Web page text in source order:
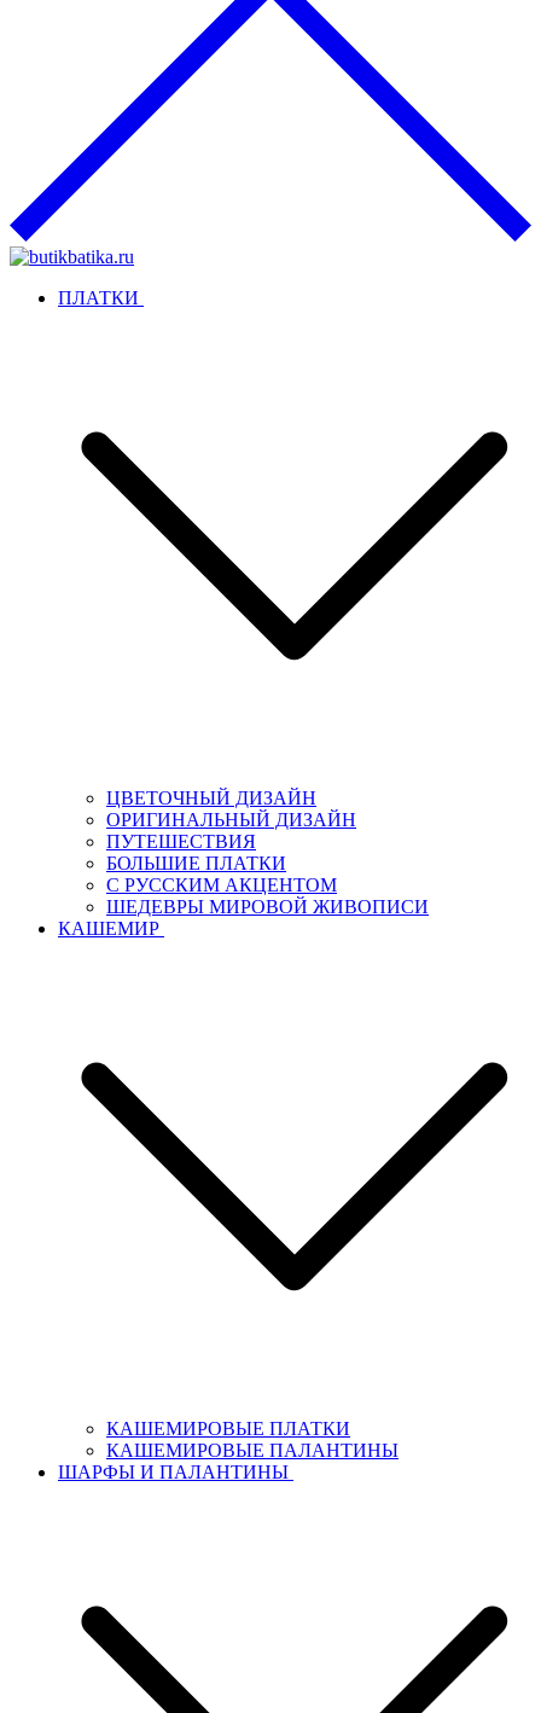
ПЛАТКИ
ЦВЕТОЧНЫЙ ДИЗАЙН
ОРИГИНАЛЬНЫЙ ДИЗАЙН
ПУТЕШЕСТВИЯ
БОЛЬШИЕ ПЛАТКИ
С РУССКИМ АКЦЕНТОМ
ШЕДЕВРЫ МИРОВОЙ ЖИВОПИСИ
КАШЕМИР
КАШЕМИРОВЫЕ ПЛАТКИ
КАШЕМИРОВЫЕ ПАЛАНТИНЫ
ШАРФЫ И ПАЛАНТИНЫ